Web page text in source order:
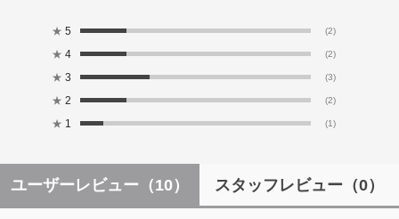
★ 5 (2)
★ 4 (2)
★ 3 (3)
★ 2 (2)
★ 1 (1)
ユーザーレビュー （10） スタッフレビュー （0）